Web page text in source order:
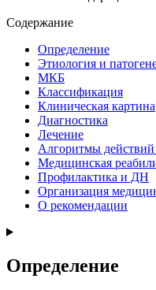
Содержание
Определение
Этиология и
МКБ
Классификация
Клиническая картина
Диагностика
Лечение
Алгоритмы действий
Медицинская
Профилактика и ДН
Организация
О рекомендации
Определение